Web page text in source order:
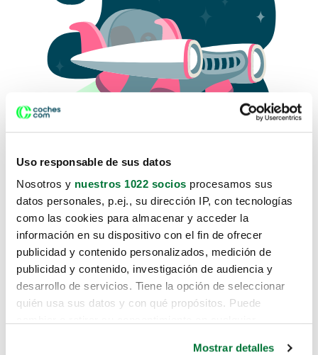
Uso responsable de sus datos
Nosotros y nuestros 1022 socios procesamos sus
datos personales, p.ej., su dirección IP, con tecnologías
como las cookies para almacenar y acceder la
información en su dispositivo con el fin de ofrecer
publicidad y contenido personalizados, medición de
publicidad y contenido, investigación de audiencia y
desarrollo de servicios. Tiene la opción de seleccionar
quién usa sus datos y con qué propósitos. Puede
Mostrar detalles
Lo sentimos, no sabemos como
te hemos traido hasta aquí.
Pero puedes encontrar el coche que estás
buscando en alguno de estos enlaces: